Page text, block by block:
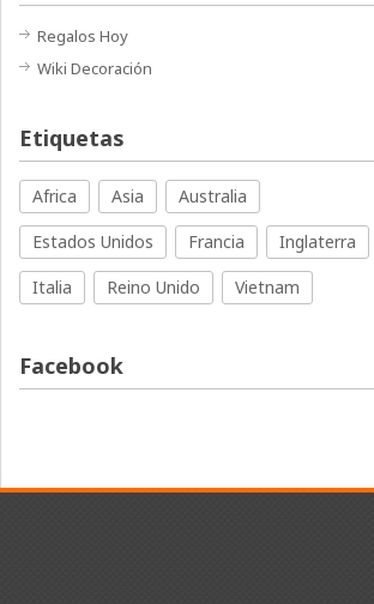
Regalos Hoy
Wiki Decoración
Etiquetas
Africa Asia
Australia
Estados Unidos
Francia
Inglaterra
Italia
Reino Unido Vietnam
Facebook